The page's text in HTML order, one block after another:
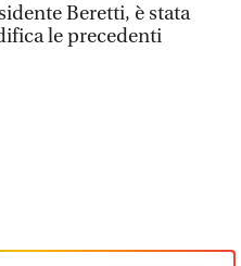
Beretti, è stata
le precedenti